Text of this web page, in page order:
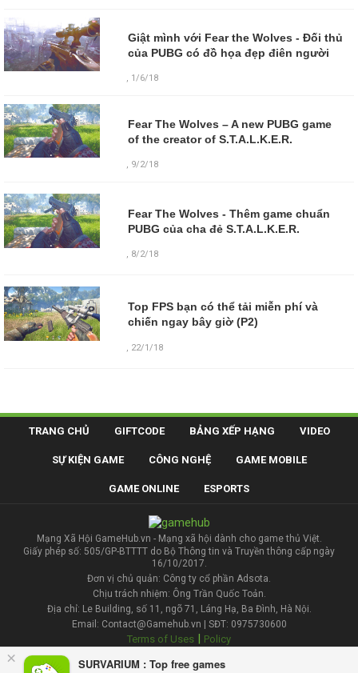
×
SURVARIUM : Top free games
Giật mình với Fear the Wolves - Đối thủ
của PUBG có đồ họa đẹp điên người
, 1/6/18
Fear The Wolves – A new PUBG game
of the creator of S.T.A.L.K.E.R.
, 9/2/18
Fear The Wolves - Thêm game chuẩn
PUBG của cha đẻ S.T.A.L.K.E.R.
, 8/2/18
Top FPS bạn có thể tải miễn phí và
chiến ngay bây giờ (P2)
22/1/18
TRANG CHỦ GIFTCODE BẢNG XẾP HẠNG VIDEO
SỰ KIỆN GAME CÔNG NGHỆ GAME MOBILE
GAME ONLINE ESPORTS
Mạng Xã Hội GameHub.vn - Mạng xã hội dành cho game thủ Việt.
Giấy phép số: 505/GP-BTTTT do Bộ Thông tin và Truyền thông cấp ngày
16/10/2017.
Đơn vị chủ quản: Công ty cổ phần Adsota.
Chịu trách nhiệm: Ông Trần Quốc Toản.
Địa chỉ: Le Building, số 11, ngõ 71, Láng Hạ, Ba Đình, Hà Nội.
Email: Contact@Gamehub.vn | SĐT: 0975730600
Terms of Uses | Policy